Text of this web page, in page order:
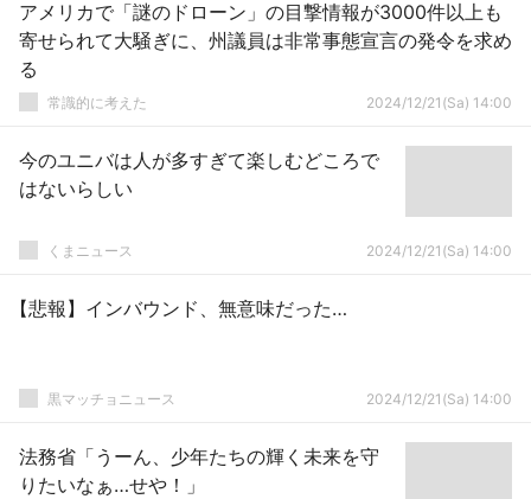
アメリカで「謎のドローン」の目撃情報が3000件以上も
寄せられて大騒ぎに、州議員は非常事態宣言の発令を求め
る
常識的に考えた 2024/12/21(Sa) 14:00
今のユニバは人が多すぎて楽しむどころで
はないらしい
くまニュース 2024/12/21(Sa) 14:00
【悲報】インバウンド、無意味だった…
黒マッチョニュース 2024/12/21(Sa) 14:00
法務省「うーん、少年たちの輝く未来を守
りたいなぁ…せや！」